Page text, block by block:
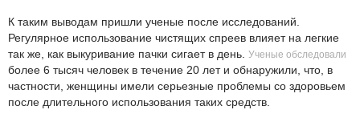
К таким выводам пришли ученые после исследований.
Регулярное использование чистящих спреев влияет на легкие
так же, как выкуривание пачки сигает в день. Ученые обследовали
более 6 тысяч человек в течение 20 лет и обнаружили, что, в
частности, женщины имели серьезные проблемы со здоровьем
после длительного использования таких средств.